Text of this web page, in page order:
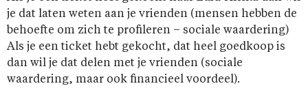
je dat laten weten aan je vrienden (mensen hebben de
behoefte om zich te profileren – sociale waardering)
Als je een ticket hebt gekocht, dat heel goedkoop is
dan wil je dat delen met je vrienden (sociale
waardering, maar ook financieel voordeel).